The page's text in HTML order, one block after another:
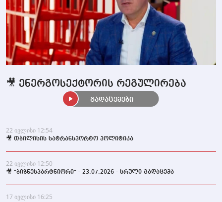
22 ივლისი 12:54
🎥 თბილისის სატრანსპორტო პოლიტიკა
22 ივლისი 12:50
🎥 "ბიზნესპარტნიორი" - 23.07.2026 - სრული გადაცემა
17 ივლისი 16:25
🎥 ენერგოსექტორის რეგულირება
გადაცემები